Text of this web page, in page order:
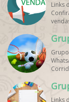
Links
Links